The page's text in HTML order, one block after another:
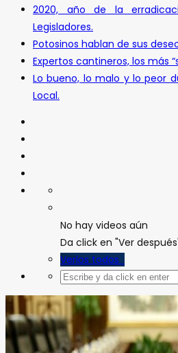
2020, año de la
Legisladores.
Potosinos hablan de sus
Expertos cantineros, los más
Lo bueno, lo malo y lo peor
Local.
No hay videos aún
Da click en "Ver
Verlos todos